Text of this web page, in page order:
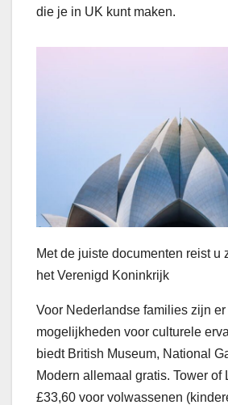
die je in UK kunt maken.
Met de juiste documenten reist u
het Verenigd Koninkrijk
Voor Nederlandse families zijn
mogelijkheden voor culturele
biedt British Museum, National
Modern allemaal gratis. Tower of
£33,60 voor volwassenen